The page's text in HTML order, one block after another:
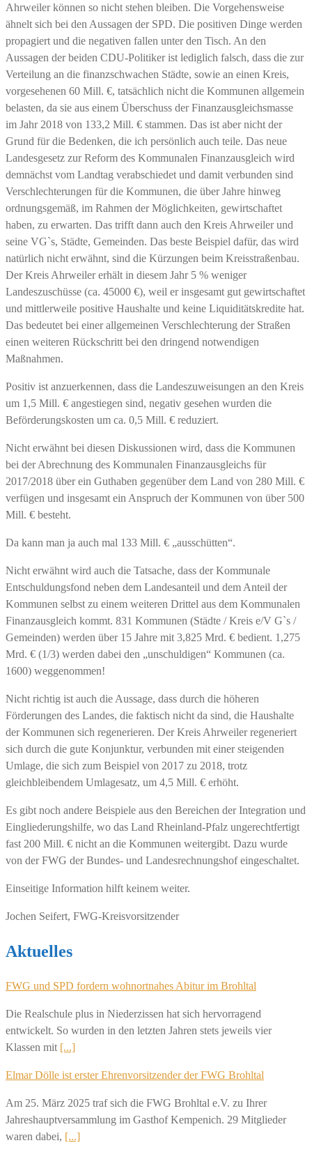
Ahrweiler können so nicht stehen bleiben. Die Vorgehensweise
ähnelt sich bei den Aussagen der SPD. Die positiven Dinge werden
propagiert und die negativen fallen unter den Tisch. An den
Aussagen der beiden CDU-Politiker ist lediglich falsch, dass die zur
Verteilung an die finanzschwachen Städte, sowie an einen Kreis,
vorgesehenen 60 Mill. €, tatsächlich nicht die Kommunen allgemein
belasten, da sie aus einem Überschuss der Finanzausgleichsmasse
im Jahr 2018 von 133,2 Mill. € stammen. Das ist aber nicht der
Grund für die Bedenken, die ich persönlich auch teile. Das neue
Landesgesetz zur Reform des Kommunalen Finanzausgleich wird
demnächst vom Landtag verabschiedet und damit verbunden sind
Verschlechterungen für die Kommunen, die über Jahre hinweg
ordnungsgemäß, im Rahmen der Möglichkeiten, gewirtschaftet
haben, zu erwarten. Das trifft dann auch den Kreis Ahrweiler und
seine VG`s, Städte, Gemeinden. Das beste Beispiel dafür, das wird
natürlich nicht erwähnt, sind die Kürzungen beim Kreisstraßenbau.
Der Kreis Ahrweiler erhält in diesem Jahr 5 % weniger
Landeszuschüsse (ca. 45000 €), weil er insgesamt gut gewirtschaftet
und mittlerweile positive Haushalte und keine Liquiditätskredite hat.
Das bedeutet bei einer allgemeinen Verschlechterung der Straßen
einen weiteren Rückschritt bei den dringend notwendigen
Maßnahmen.
Positiv ist anzuerkennen, dass die Landeszuweisungen an den Kreis
um 1,5 Mill. € angestiegen sind, negativ gesehen wurden die
Beförderungskosten um ca. 0,5 Mill. € reduziert.
Nicht erwähnt bei diesen Diskussionen wird, dass die Kommunen
bei der Abrechnung des Kommunalen Finanzausgleichs für
2017/2018 über ein Guthaben gegenüber dem Land von 280 Mill. €
verfügen und insgesamt ein Anspruch der Kommunen von über 500
Mill. € besteht.
Da kann man ja auch mal 133 Mill. € „ausschütten“.
Nicht erwähnt wird auch die Tatsache, dass der Kommunale
Entschuldungsfond neben dem Landesanteil und dem Anteil der
Kommunen selbst zu einem weiteren Drittel aus dem Kommunalen
Finanzausgleich kommt. 831 Kommunen (Städte / Kreis e/V G`s /
Gemeinden) werden über 15 Jahre mit 3,825 Mrd. € bedient. 1,275
Mrd. € (1/3) werden dabei den „unschuldigen“ Kommunen (ca.
1600) weggenommen!
Nicht richtig ist auch die Aussage, dass durch die höheren
Förderungen des Landes, die faktisch nicht da sind, die Haushalte
der Kommunen sich regenerieren. Der Kreis Ahrweiler regeneriert
sich durch die gute Konjunktur, verbunden mit einer steigenden
Umlage, die sich zum Beispiel von 2017 zu 2018, trotz
gleichbleibendem Umlagesatz, um 4,5 Mill. € erhöht.
Es gibt noch andere Beispiele aus den Bereichen der Integration und
Eingliederungshilfe, wo das Land Rheinland-Pfalz ungerechtfertigt
fast 200 Mill. € nicht an die Kommunen weitergibt. Dazu wurde
von der FWG der Bundes- und Landesrechnungshof eingeschaltet.
Einseitige Information hilft keinem weiter.
Jochen Seifert, FWG-Kreisvorsitzender
Aktuelles
FWG und SPD fordern wohnortnahes Abitur im Brohltal
Die Realschule plus in Niederzissen hat sich hervorragend
entwickelt. So wurden in den letzten Jahren stets jeweils vier
Klassen mit [...]
Elmar Dölle ist erster Ehrenvorsitzender der FWG Brohltal
Am 25. März 2025 traf sich die FWG Brohltal e.V. zu Ihrer
Jahreshauptversammlung im Gasthof Kempenich. 29 Mitglieder
waren dabei, [...]